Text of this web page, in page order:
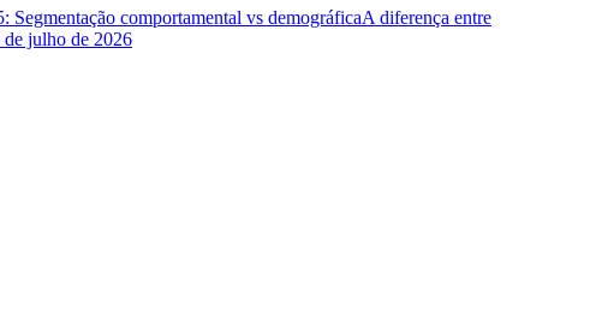
Segmentação comportamental vs demográficaA diferença entre
de julho de 2026